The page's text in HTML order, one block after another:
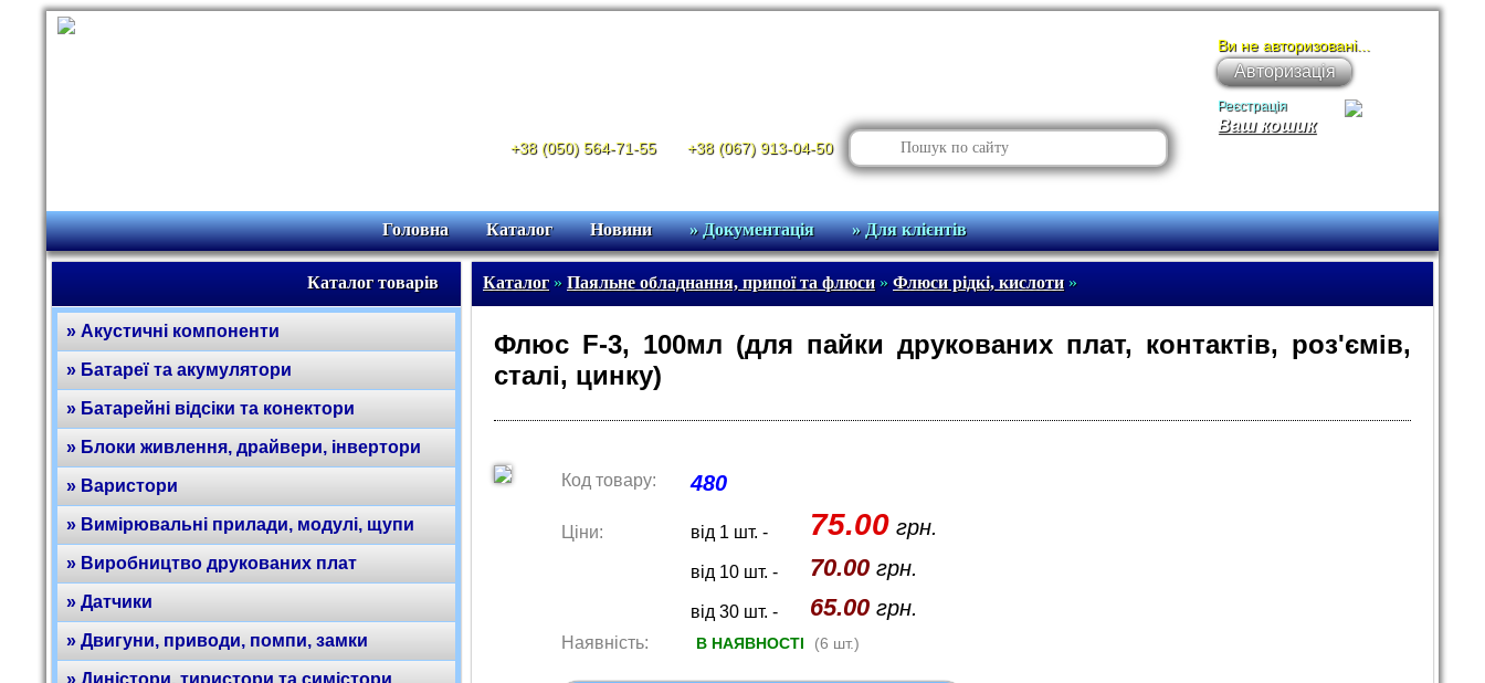
+38 (050) 564-71-55 +38 (067) 913-04-50
Ваш кошик
Ви не авторизовані...
Авторизація
Реєстрація
Головна Каталог Новини » Документація » Для клієнтів
Каталог товарів
» Акустичні компоненти
» Батареї та акумулятори
» Батарейні відсіки та конектори
» Блоки живлення, драйвери, інвертори
» Варистори
» Вимірювальні прилади, модулі, щупи
» Виробництво друкованих плат
» Датчики
» Двигуни, приводи, помпи, замки
» Диністори, тиристори та симістори
Каталог» Паяльне обладнання, припої та флюси» Флюси рідкі, кислоти»
Флюс F-3, 100мл (для пайки друкованих плат, контактів, роз'ємів,
сталі, цинку)
Код товару: 480
Ціни: від 1 шт. - 75.00 грн.
від 10 шт. - 70.00 грн.
від 30 шт. - 65.00 грн.
Наявність: В НАЯВНОСТІ (6 шт.)